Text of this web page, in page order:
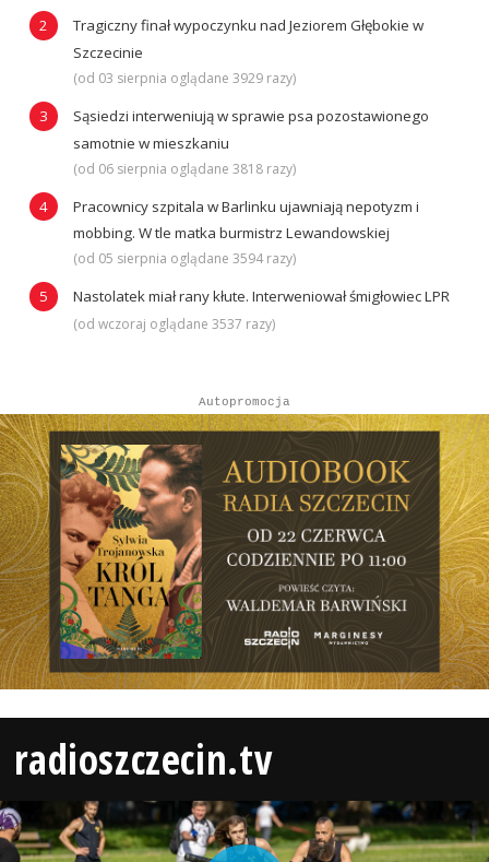
Tragiczny finał wypoczynku nad Jeziorem Głębokie w
Szczecinie
(od 03 sierpnia oglądane 3929 razy)
Sąsiedzi interweniują w sprawie psa pozostawionego
samotnie w mieszkaniu
(od 06 sierpnia oglądane 3818 razy)
Pracownicy szpitala w Barlinku ujawniają nepotyzm i
mobbing. W tle matka burmistrz Lewandowskiej
(od 05 sierpnia oglądane 3594 razy)
Nastolatek miał rany kłute. Interweniował śmigłowiec LPR
(od wczoraj oglądane 3537 razy)
Autopromocja
radioszczecin.tv